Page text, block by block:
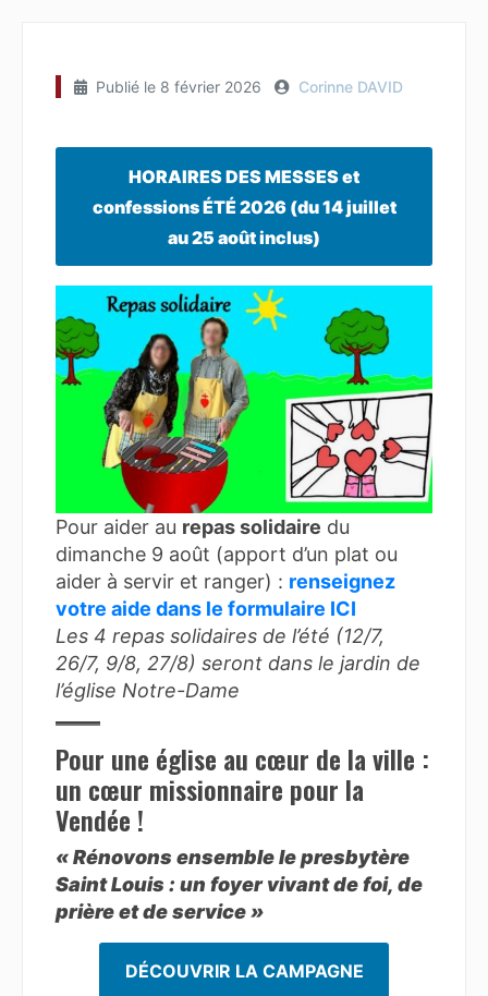
Publié le 8 février 2026 Corinne DAVID
HORAIRES DES MESSES et
confessions ÉTÉ 2026 (du 14 juillet
au 25 août inclus)
Pour aider au repas solidaire du
dimanche 9 août (apport d’un plat ou
aider à servir et ranger) : renseignez
votre aide dans le formulaire ICI
Les 4 repas solidaires de l’été (12/7,
26/7, 9/8, 27/8) seront dans le jardin de
l’église Notre-Dame
Pour une église au cœur de la ville :
un cœur missionnaire pour la
Vendée !
« Rénovons ensemble le presbytère
Saint Louis : un foyer vivant de foi, de
prière et de service »
DÉCOUVRIR LA CAMPAGNE